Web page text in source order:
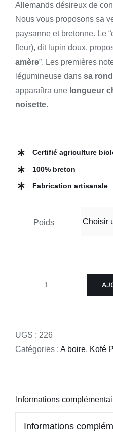
Allemands désireux de
Nous vous proposons sa
paysanne et bretonne. Le
fleur), dit lupin doux,
amère”. Les premières
légumineuse dans sa
apparaîtra une longueur
noisette.
Certifié agriculture
100% breton
Fabrication artisanale
Poids
Kofé
petit
et
UGS : 226
Catégories : A boire, Kofé
Informations
Informations